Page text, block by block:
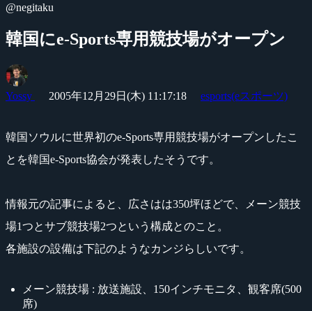
@negitaku
韓国にe-Sports専用競技場がオープン
Yossy 2005年12月29日(木) 11:17:18 esports(eスポーツ)
韓国ソウルに世界初のe-Sports専用競技場がオープンしたこ
とを韓国e-Sports協会が発表したそうです。
情報元の記事によると、広さはは350坪ほどで、メーン競技
場1つとサブ競技場2つという構成とのこと。
各施設の設備は下記のようなカンジらしいです。
メーン競技場 : 放送施設、150インチモニタ、観客席(500
席)